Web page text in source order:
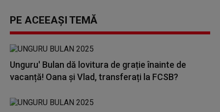
PE ACEEAȘI TEMĂ
Unguru' Bulan dă lovitura de grație înainte de
vacanță! Oana și Vlad, transferați la FCSB?